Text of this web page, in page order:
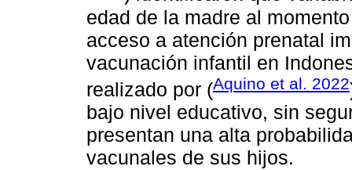
edad de la madre al
acceso a atención prenatal
vacunación infantil en
realizado por (Aquino et al. 2022
bajo nivel educativo, sin
presentan una alta
vacunales de sus hijos.